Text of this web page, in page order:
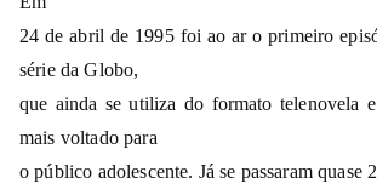
24 de abril de 1995 foi ao ar o primeiro
série da Globo,
que ainda se utiliza do formato telenovela
mais voltado para
o público adolescente. Já se passaram quase